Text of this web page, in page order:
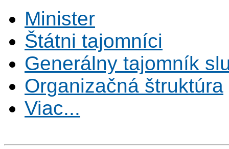
Minister
Štátni tajomníci
Generálny tajomník
Organizačná štruktúra
Viac...